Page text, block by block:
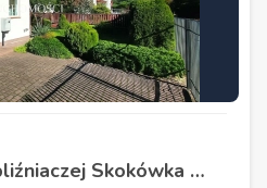
Dom w zabudowie bliźniaczej Skokówka k. Zamościa – gotowy do zamieszkania, ogród, garaż, media